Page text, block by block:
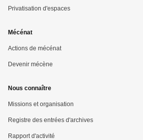
Privatisation d'espaces
Mécénat
Actions de mécénat
Devenir mécène
Nous connaître
Missions et organisation
Registre des entrées d'archives
Rapport d'activité